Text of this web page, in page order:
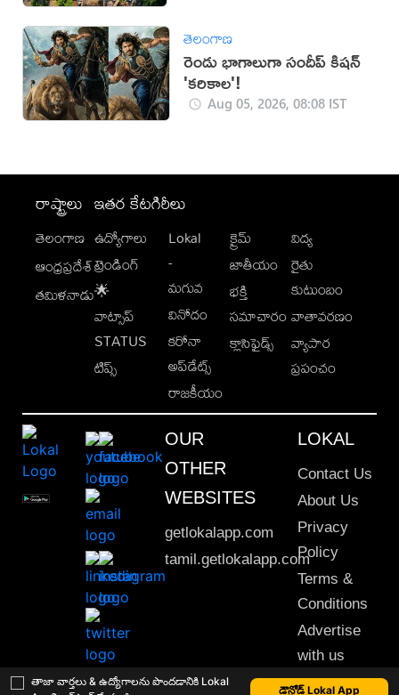
తాజా వార్తలు & ఉద్యోగాలను పొందడానికి Lokal
డౌన్లోడ్ Lokal App
తెలంగాణ
రెండు భాగాలుగా సందీప్ కిషన్
'కరికాల'!
Aug 05, 2026, 08:08 IST
రాష్ట్రాలు
తెలంగాణ
ఆంధ్రప్రదేశ్
తమిళనాడు
ఇతర కేటగిరీలు
ఉద్యోగాలు
ట్రెండింగ్
🌟
వాట్సాప్
STATUS
టిప్స్
Lokal
-
మగువ
వినోదం
కరోనా
అప్‌డేట్స్
రాజకీయం
క్రైమ్
జాతీయం
భక్తి
సమాచారం
క్లాసిఫైడ్స్
విద్య
రైతు
కుటుంబం
వాతావరణం
వ్యాపార
ప్రపంచం
OUR
OTHER
WEBSITES
getlokalapp.com
tamil.getlokalapp.com
LOKAL
Contact Us
About Us
Privacy
Policy
Terms &
Conditions
Advertise
with us
Sitemap